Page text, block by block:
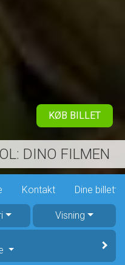
DINO FILMEN
KØB BILLET
Kontakt Dine
Visning